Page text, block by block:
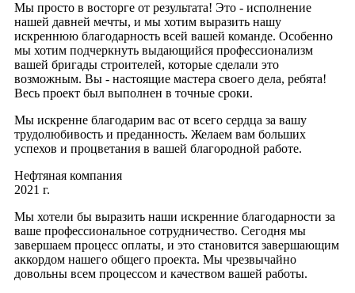
Мы просто в восторге от результата! Это - исполнение
нашей давней мечты, и мы хотим выразить нашу
искреннюю благодарность всей вашей команде. Особенно
мы хотим подчеркнуть выдающийся профессионализм
вашей бригады строителей, которые сделали это
возможным. Вы - настоящие мастера своего дела, ребята!
Весь проект был выполнен в точные сроки.
Мы искренне благодарим вас от всего сердца за вашу
трудолюбивость и преданность. Желаем вам больших
успехов и процветания в вашей благородной работе.
Нефтяная компания
2021 г.
Мы хотели бы выразить наши искренние благодарности за
ваше профессиональное сотрудничество. Сегодня мы
завершаем процесс оплаты, и это становится завершающим
аккордом нашего общего проекта. Мы чрезвычайно
довольны всем процессом и качеством вашей работы.